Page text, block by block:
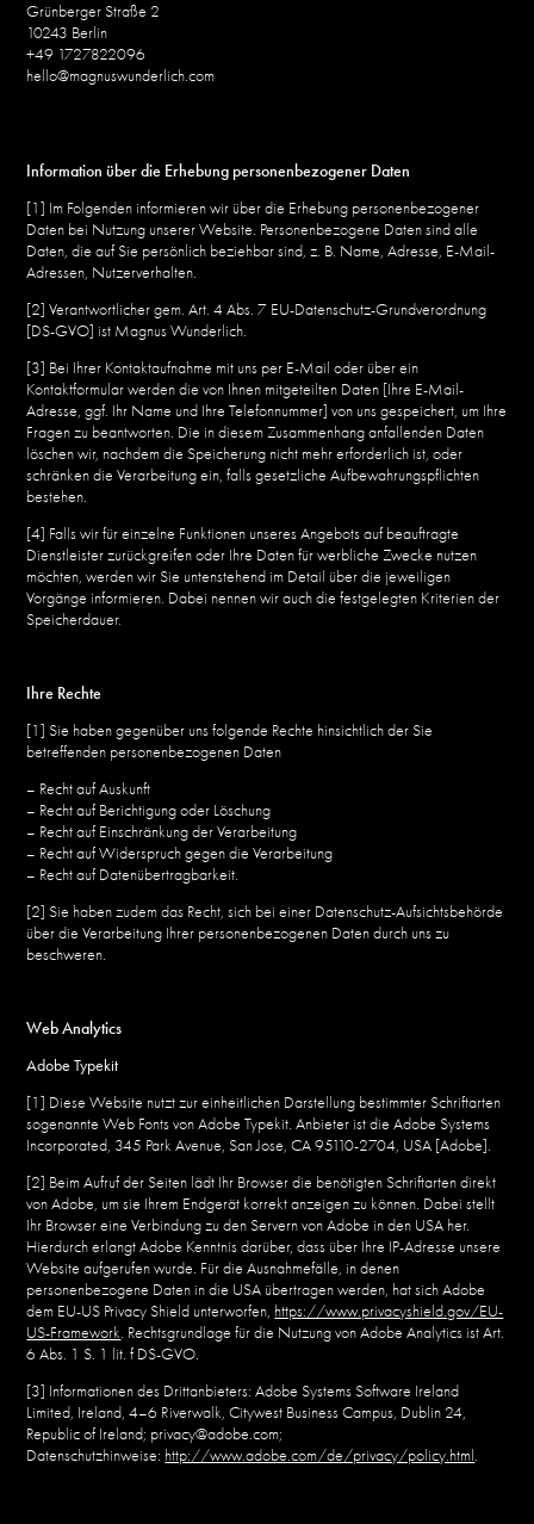
Grünberger Straße 2
10243 Berlin
+49 1727822096
hello@magnuswunderlich.com
Information über die Erhebung personenbezogener Daten
[1] Im Folgenden informieren wir über die Erhebung personenbezogener
Daten bei Nutzung unserer Website. Personenbezogene Daten sind alle
Daten, die auf Sie persönlich beziehbar sind, z. B. Name, Adresse, E-Mail-
Adressen, Nutzerverhalten.
[2] Verantwortlicher gem. Art. 4 Abs. 7 EU-Datenschutz-Grundverordnung
[DS-GVO] ist Magnus Wunderlich.
[3] Bei Ihrer Kontaktaufnahme mit uns per E-Mail oder über ein
Kontaktformular werden die von Ihnen mitgeteilten Daten [Ihre E-Mail-
Adresse, ggf. Ihr Name und Ihre Telefonnummer] von uns gespeichert, um Ihre
Fragen zu beantworten. Die in diesem Zusammenhang anfallenden Daten
löschen wir, nachdem die Speicherung nicht mehr erforderlich ist, oder
schränken die Verarbeitung ein, falls gesetzliche Aufbewahrungspflichten
bestehen.
[4] Falls wir für einzelne Funktionen unseres Angebots auf beauftragte
Dienstleister zurückgreifen oder Ihre Daten für werbliche Zwecke nutzen
möchten, werden wir Sie untenstehend im Detail über die jeweiligen
Vorgänge informieren. Dabei nennen wir auch die festgelegten Kriterien der
Speicherdauer.
Ihre Rechte
[1] Sie haben gegenüber uns folgende Rechte hinsichtlich der Sie
betreffenden personenbezogenen Daten
– Recht auf Auskunft
– Recht auf Berichtigung oder Löschung
– Recht auf Einschränkung der Verarbeitung
– Recht auf Widerspruch gegen die Verarbeitung
– Recht auf Datenübertragbarkeit.
[2] Sie haben zudem das Recht, sich bei einer Datenschutz-Aufsichtsbehörde
über die Verarbeitung Ihrer personenbezogenen Daten durch uns zu
beschweren.
Web Analytics
Adobe Typekit
[1] Diese Website nutzt zur einheitlichen Darstellung bestimmter Schriftarten
sogenannte Web Fonts von Adobe Typekit. Anbieter ist die Adobe Systems
Incorporated, 345 Park Avenue, San Jose, CA 95110-2704, USA [Adobe].
[2] Beim Aufruf der Seiten lädt Ihr Browser die benötigten Schriftarten direkt
von Adobe, um sie Ihrem Endgerät korrekt anzeigen zu können. Dabei stellt
Ihr Browser eine Verbindung zu den Servern von Adobe in den USA her.
Hierdurch erlangt Adobe Kenntnis darüber, dass über Ihre IP-Adresse unsere
Website aufgerufen wurde. Für die Ausnahmefälle, in denen
personenbezogene Daten in die USA übertragen werden, hat sich Adobe
dem EU-US Privacy Shield unterworfen, https://www.privacyshield.gov/EU-
US-Framework. Rechtsgrundlage für die Nutzung von Adobe Analytics ist Art.
6 Abs. 1 S. 1 lit. f DS-GVO.
[3] Informationen des Drittanbieters: Adobe Systems Software Ireland
Limited, Ireland, 4–6 Riverwalk, Citywest Business Campus, Dublin 24,
Republic of Ireland; privacy@adobe.com;
Datenschutzhinweise: http://www.adobe.com/de/privacy/policy.html.